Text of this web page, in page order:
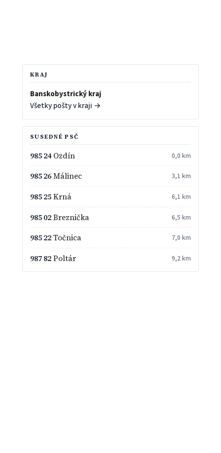
KRAJ
Banskobystrický kraj
Všetky pošty v kraji →
SUSEDNÉ PSČ
985 24Ozdín 0,0 km
985 26Málinec 3,1 km
985 25Krná 6,1 km
985 02Breznička 6,5 km
985 22Točnica 7,0 km
987 82Poltár 9,2 km